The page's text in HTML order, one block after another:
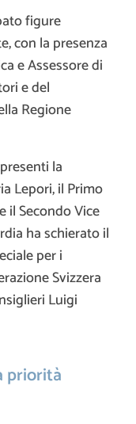
figure
con la presenza
e Assessore di
e del
Regione
la
Lepori, il Primo
e il Secondo Vice
ha schierato il
per i
Svizzera
Luigi
priorità